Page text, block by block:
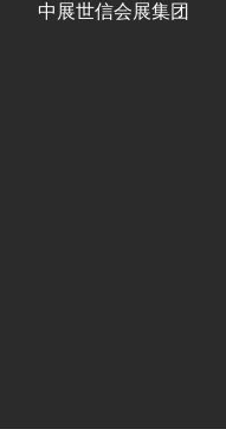
中展世信会展集团